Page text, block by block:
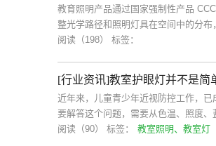
教育照明产品通过国家强制性产品
整光学路径和照明灯具在空间中的分
阅读（198） 标签：
[行业资讯]教室护眼灯并不是简
近年来，儿童青少年近视防控工作，
要解答这个问题，需要从色温、照度、
阅读（90） 标签： 教室照明、教室灯